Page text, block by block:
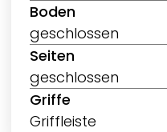
Boden
geschlossen
Seiten
geschlossen
Griffe
Griffleiste